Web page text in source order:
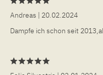
Andreas | 20.02.2024
Dampfe ich schon seit